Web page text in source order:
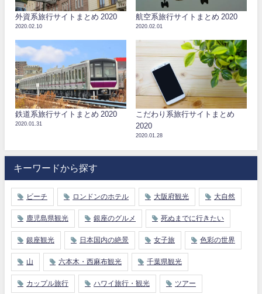
外資系旅行サイトまとめ 2020
2020.02.10
航空系旅行サイトまとめ 2020
2020.02.01
鉄道系旅行サイトまとめ 2020
2020.01.31
こだわり系旅行サイトまとめ
2020
2020.01.28
キーワードから探す
ビーチ ロンドンのホテル 大阪府観光 大自然
鹿児島県観光 銀座のグルメ 死ぬまでに行きたい
銀座観光 日本国内の絶景 女子旅 色彩の世界
山 六本木・西麻布観光 千葉県観光
カップル旅行 ハワイ旅行・観光 ツアー